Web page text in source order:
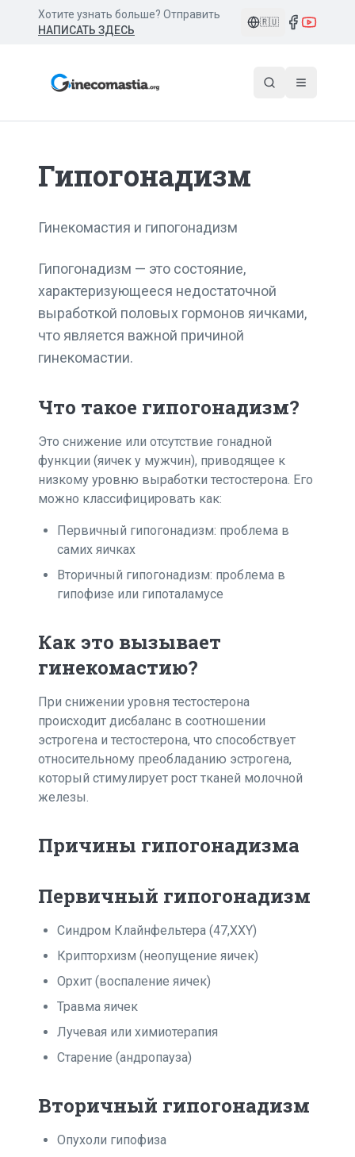
Хотите узнать больше? Отправить
НАПИСАТЬ ЗДЕСЬ
🇷🇺
Гипогонадизм
Гинекомастия и гипогонадизм
Гипогонадизм — это состояние,
характеризующееся недостаточной
выработкой половых гормонов яичками,
что является важной причиной
гинекомастии.
Что такое гипогонадизм?
Это снижение или отсутствие гонадной
функции (яичек у мужчин), приводящее к
низкому уровню выработки тестостерона. Его
можно классифицировать как:
Первичный гипогонадизм: проблема в
самих яичках
Вторичный гипогонадизм: проблема в
гипофизе или гипоталамусе
Как это вызывает
гинекомастию?
При снижении уровня тестостерона
происходит дисбаланс в соотношении
эстрогена и тестостерона, что способствует
относительному преобладанию эстрогена,
который стимулирует рост тканей молочной
железы.
Причины гипогонадизма
Первичный гипогонадизм
Синдром Клайнфельтера (47,XXY)
Крипторхизм (неопущение яичек)
Орхит (воспаление яичек)
Травма яичек
Лучевая или химиотерапия
Старение (андропауза)
Вторичный гипогонадизм
Опухоли гипофиза